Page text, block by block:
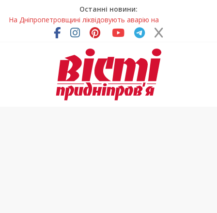
Останні новини:
На Дніпропетровщині ліквідовують аварію на
магістральному водогоні
Спортсменка з Кам’янського встановила рекорд
Дніпропетровщини з пауерліфтингу
Приховав майно та доходи: на Дніпропетровщині депутата
сільради визнали винним
На Дніпропетровщині зафіксували рясне цвітіння рідкісних
рослин (фото)